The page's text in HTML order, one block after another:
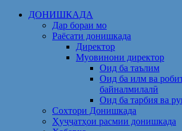
Skip
ДОНИШКАДА
Дар бораи мо
Раёсати донишкада
Директор
Муовинони директор
Оид ба таълим
Оид ба илм ва
байналмилалӣ
Оид ба тарбия ва
Сохтори Донишкада
Ҳуҷҷатҳои расмии донишкада